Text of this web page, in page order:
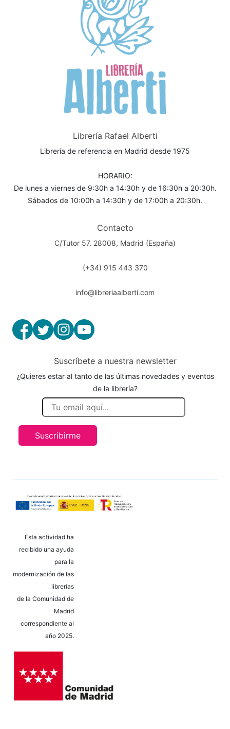
Librería Rafael Alberti
Librería de referencia en Madrid desde 1975
HORARIO:
De lunes a viernes de 9:30h a 14:30h y de 16:30h a 20:30h.
Sábados de 10:00h a 14:30h y de 17:00h a 20:30h.
Contacto
C/Tutor 57. 28008, Madrid (España)
(+34) 915 443 370
info@libreriaalberti.com
Suscríbete a nuestra newsletter
¿Quieres estar al tanto de las últimas novedades y eventos
de la librería?
Suscribirme
Esta actividad ha
recibido una ayuda
para la
modernización de las
librerías
de la Comunidad de
Madrid
correspondiente al
año 2025.